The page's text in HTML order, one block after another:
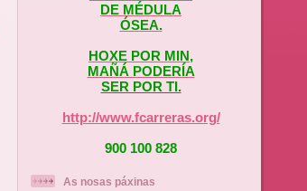
DE MÉDULA
ÓSEA.
HOXE POR MIN,
MAÑÁ PODERÍA
SER POR TI.
http://www.fcarreras.org/
900 100 828
As nosas páxinas